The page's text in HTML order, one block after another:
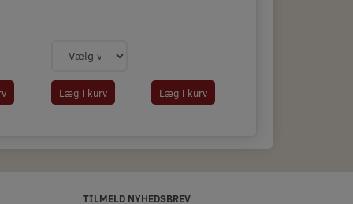
Læg i kurv Læg i kurv
TILMELD NYHEDSBREV